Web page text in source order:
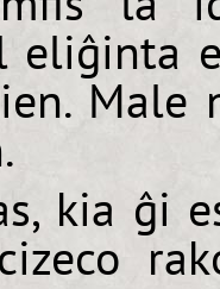
eliĝinta
Male
kia ĝi